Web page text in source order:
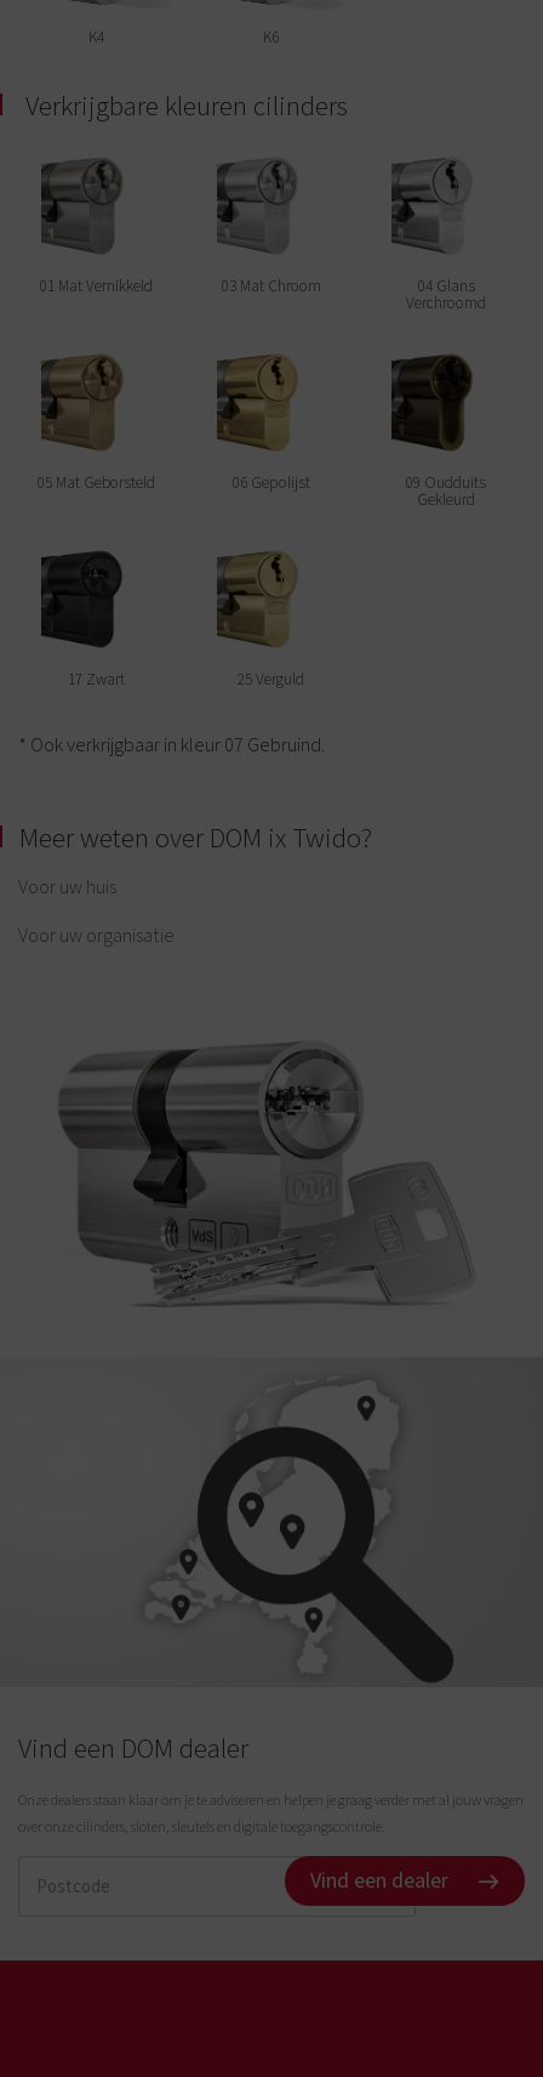
K4 K6
Verkrijgbare kleuren cilinders
01 Mat Vernikkeld 03 Mat Chroom
04 Glans
Verchroomd
05 Mat Geborsteld 06 Gepolijst
09 Oudduits
Gekleurd
17 Zwart 25 Verguld
* Ook verkrijgbaar in kleur 07 Gebruind.
Meer weten over DOM ix Twido?
Voor uw huis
Voor uw organisatie
Vind een DOM dealer
Onze dealers staan klaar om je te adviseren en helpen je graag verder met al jouw vragen
over onze cilinders, sloten, sleutels en digitale toegangscontrole.
Vind een dealer